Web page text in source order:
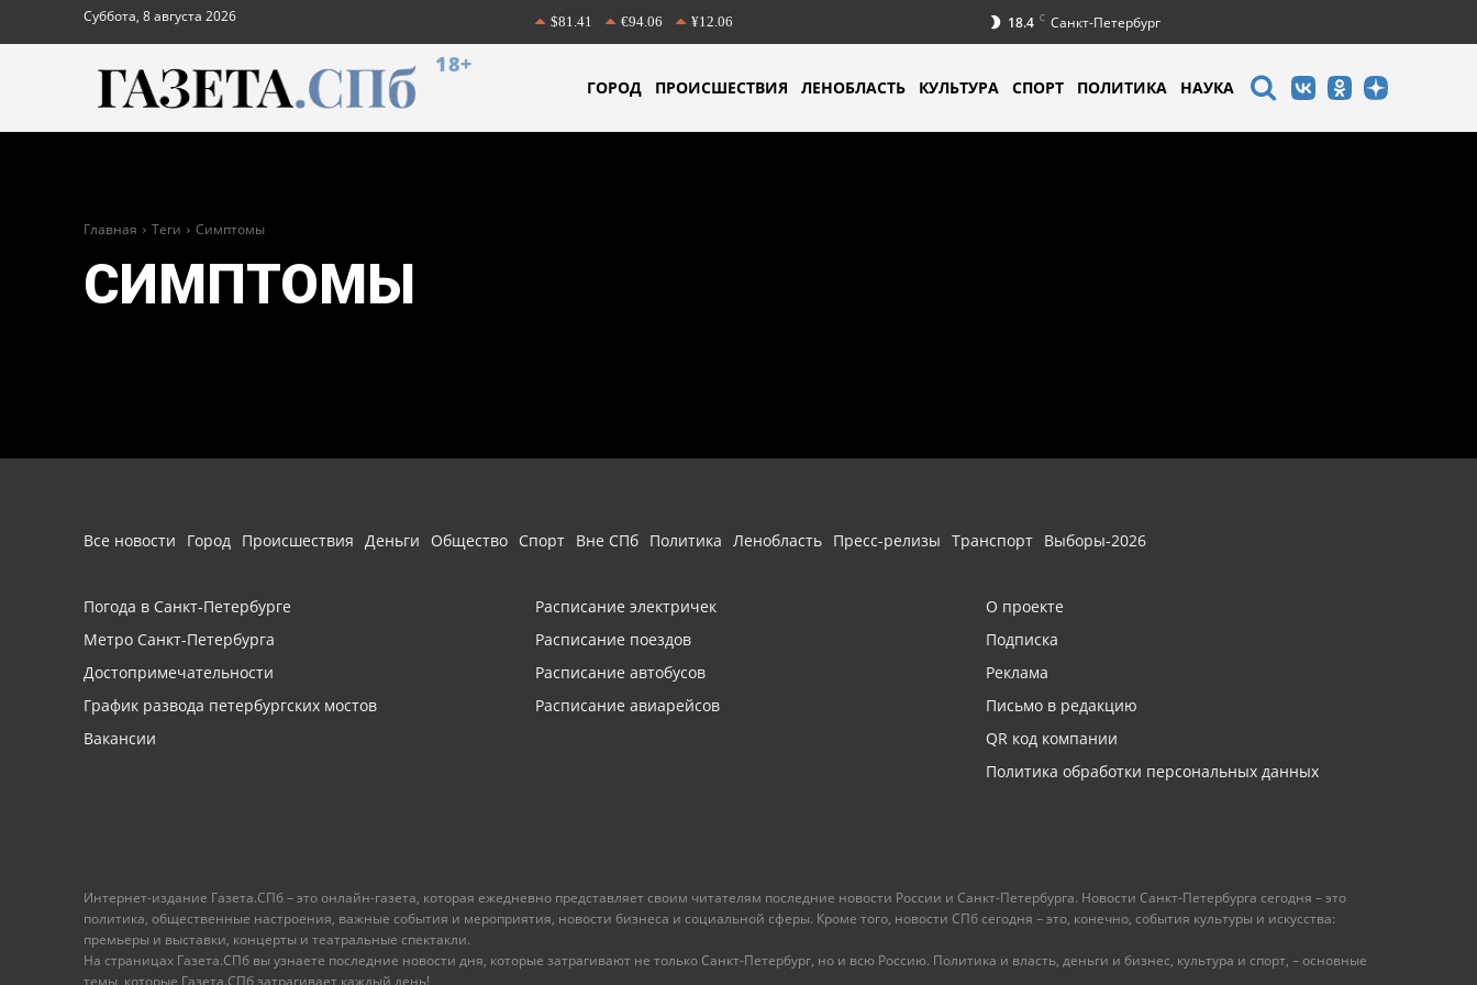
Суббота, 8 августа 2026 $81.41 €94.06 ¥12.06 18.4 C Санкт-Петербург
18+
ГОРОД ПРОИСШЕСТВИЯ ЛЕНОБЛАСТЬ КУЛЬТУРА СПОРТ ПОЛИТИКА НАУКА
Главная Теги Симптомы
СИМПТОМЫ
Все новости Город Происшествия Деньги Общество Спорт Вне СПб Политика Ленобласть Пресс-релизы Транспорт Выборы-2026
Погода в Санкт-Петербурге
Метро Санкт-Петербурга
Достопримечательности
График развода петербургских мостов
Вакансии
Расписание электричек
Расписание поездов
Расписание автобусов
Расписание авиарейсов
О проекте
Подписка
Реклама
Письмо в редакцию
QR код компании
Политика обработки персональных данных
Интернет-издание Газета.СПб – это онлайн-газета, которая ежедневно представляет своим читателям последние новости России и Санкт-Петербурга. Новости Санкт-Петербурга сегодня – это
политика, общественные настроения, важные события и мероприятия, новости бизнеса и социальной сферы. Кроме того, новости СПб сегодня – это, конечно, события культуры и искусства:
премьеры и выставки, концерты и театральные спектакли.
На страницах Газета.СПб вы узнаете последние новости дня, которые затрагивают не только Санкт-Петербург, но и всю Россию. Политика и власть, деньги и бизнес, культура и спорт, – основные
темы, которые Газета.СПб затрагивает каждый день!